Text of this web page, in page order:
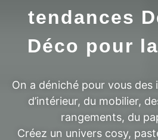
tendances
Déco pour
On a déniché pour vous des
d’intérieur, du mobilier,
rangements, du
Créez un univers cosy,